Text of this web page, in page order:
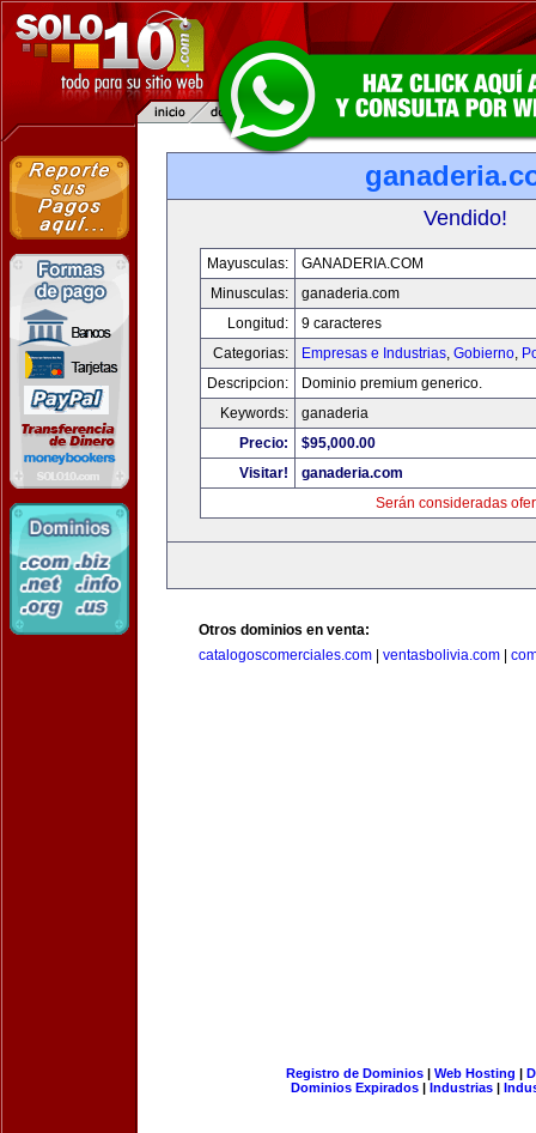
Vendido!
Mayusculas:
GANADERIA.COM
Minusculas:
ganaderia.com
Longitud:
9 caracteres
Categorias:
Empresas e Industrias, Gobierno,
Descripcion:
Dominio premium generico.
Keywords:
ganaderia
Precio:
$95,000.00
Visitar!
ganaderia.com
Serán consideradas
Otros dominios en venta:
catalogoscomerciales.com
ventasbolivia.com
Registro de Dominios| Web Hosting |
Dominios Expirados | Industrias |